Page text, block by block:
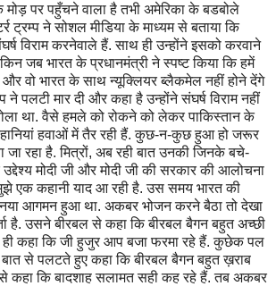
मोड़ पर पहुँचने वाला है तभी अमेरिका के बडबोले
ट्रम्प ने सोशल मीडिया के माध्यम से बताया कि
विराम करनेवाले हैं. साथ ही उन्होंने इसको करवाने
जब भारत के प्रधानमंत्री ने स्पष्ट किया कि हमें
वो भारत के साथ न्यूक्लियर ब्लैकमेल नहीं होने देंगे
ने पलटी मार दी और कहा है उन्होंने संघर्ष विराम नहीं
था. वैसे हमले को रोकने को लेकर पाकिस्तान के
हवाओं में तैर रही हैं. कुछ-न-कुछ हुआ हो जरूर
जा रहा है. मित्रों, अब रही बात उनकी जिनके बचे-
मोदी जी और मोदी जी की सरकार की आलोचना
एक कहानी याद आ रही है. उस समय भारत की
नया आगमन हुआ था. अकबर भोजन करने बैठा तो देखा
है. उसने बीरबल से कहा कि बीरबल बैगन बहुत अच्छी
कहा कि जी हुजुर आप बजा फरमा रहे हैं. कुछेक पल
से पलटते हुए कहा कि बीरबल बैगन बहुत ख़राब
कहा कि बादशाह सलामत सही कह रहे हैं. तब अकबर